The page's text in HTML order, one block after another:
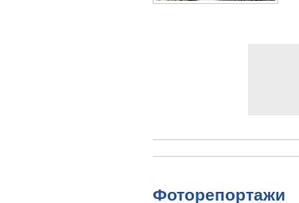
Фоторепортажи